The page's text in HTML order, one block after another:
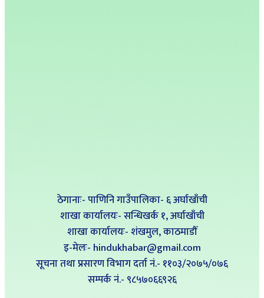
ठेगानाः- पाणिनि गाउँपालिका- ६ अर्घाखाँची
शाखा कार्यालयः- सन्धिखर्क १, अर्घाखाँची
शाखा कार्यालयः- शंखमुल, काठमाडौँ
इ-मेलः- hindukhabar@gmail.com
सूचना तथा प्रसारण विभाग दर्ता नं.- ११०३/२०७५/०७६
सम्पर्क नं‍.- ९८५७०६६९२६